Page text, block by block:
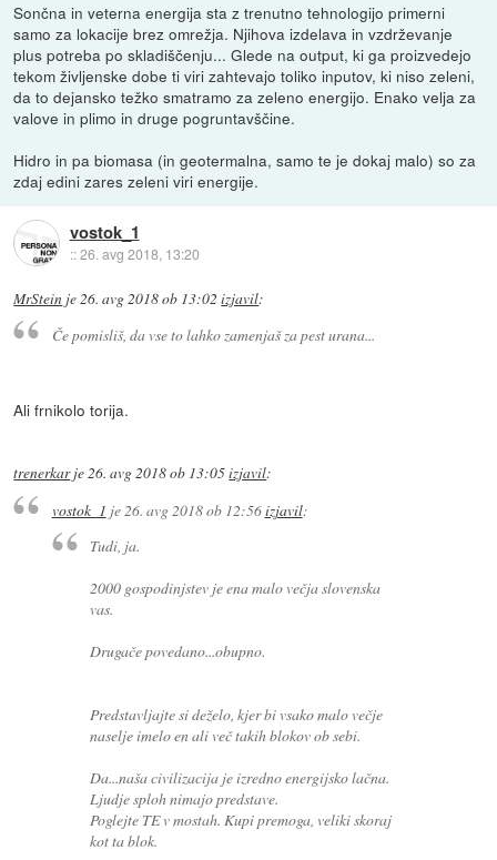
Sončna in veterna energija sta z trenutno tehnologijo primerni
samo za lokacije brez omrežja. Njihova izdelava in vzdrževanje
plus potreba po skladiščenju... Glede na output, ki ga proizvedejo
tekom življenske dobe ti viri zahtevajo toliko inputov, ki niso zeleni,
da to dejansko težko smatramo za zeleno energijo. Enako velja za
valove in plimo in druge pogruntavščine.
Hidro in pa biomasa (in geotermalna, samo te je dokaj malo) so za
zdaj edini zares zeleni viri energije.
vostok_1
::26. avg 2018, 13:20
MrStein je 26. avg 2018 ob 13:02 izjavil:
Če pomisliš, da vse to lahko zamenjaš za pest urana...
Ali frnikolo torija.
trenerkarje26. avg 2018 ob 13:05izjavil:
vostok_1 je 26. avg 2018 ob 12:56izjavil:
Tudi, ja.
2000 gospodinjstev je ena malo večja slovenska
vas.
Drugače povedano...obupno.
Predstavljajte si deželo, kjer bi vsako malo večje
naselje imelo en ali več takih blokov ob sebi.
Da...naša civilizacija je izredno energijsko lačna.
Ljudje sploh nimajo predstave.
Poglejte TE v mostah. Kupi premoga, veliki skoraj
kot ta blok.